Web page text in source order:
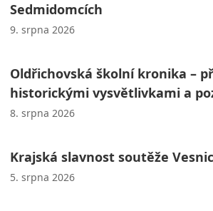
Sedmidomcích
9. srpna 2026
Oldřichovská školní kronika –
historickými vysvětlivkami a
8. srpna 2026
Krajská slavnost soutěže
5. srpna 2026